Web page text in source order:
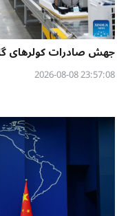
جهش صادرات کولرهای
23:57:08 2026-08-08